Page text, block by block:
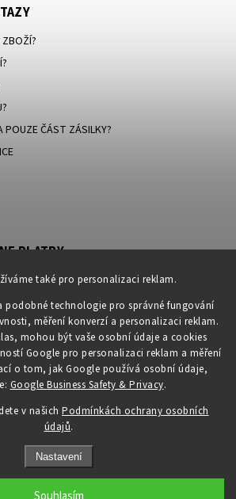
také pro personalizaci reklam.
podobné technologie pro správné fungování
měření konverzí a personalizaci reklam.
mohou být vaše osobní údaje a cookies
Google pro personalizaci reklam a měření
o tom, jak Google používá osobní údaje,
Google Business Safety & Privacy.
v našich Podmínkách ochrany osobních
údajů.
Nastavení
ZBOŽÍ?
POUZE ČÁST ZÁSILKY?
PLATBY
využijte email